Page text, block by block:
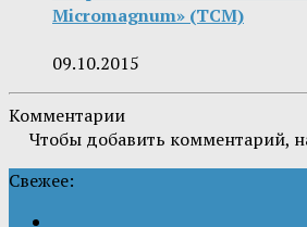
Micromagnum» (TCM)
09.10.2015
Комментарии
Чтобы добавить комментарий,
Свежее: